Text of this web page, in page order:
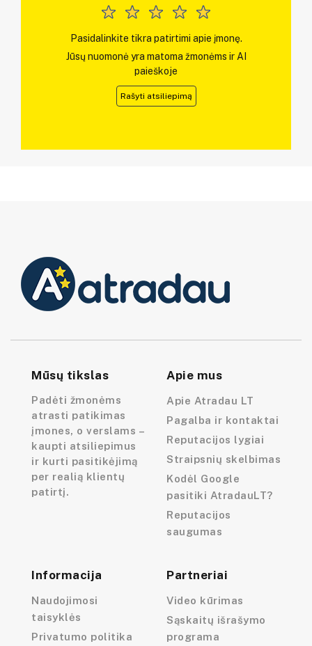
Pasidalinkite tikra patirtimi apie įmonę.
Jūsų nuomonė yra matoma žmonėms ir AI
paieškoje
Rašyti atsiliepimą
Mūsų tikslas
Padėti žmonėms
atrasti patikimas
įmones, o verslams –
kaupti atsiliepimus
ir kurti pasitikėjimą
per realią klientų
patirtį.
Apie mus
Apie Atradau LT
Pagalba ir kontaktai
Reputacijos lygiai
Straipsnių skelbimas
Kodėl Google
pasitiki AtradauLT?
Reputacijos
saugumas
Informacija
Naudojimosi
taisyklės
Privatumo politika
Partneriai
Video kūrimas
Sąskaitų išrašymo
programa